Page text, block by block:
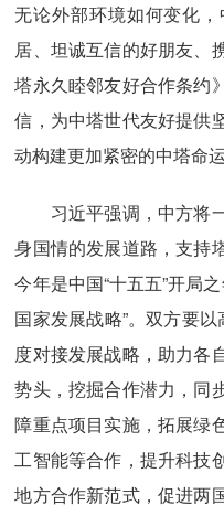
无论外部环境如何变化
居、坦诚互信的好朋友、
塔永久睦邻友好合作条约
信，为中塔世代友好提供
动构建更加紧密的中塔命
习近平强调，中方将一
身国情的发展道路，支持
今年是中国“十五五”开局
国家发展战略”。双方要
度对接发展战略，助力各
势头，挖掘合作潜力，同
障重点项目实施，拓展绿
工智能等合作，提升科技
地方合作新范式，促进两